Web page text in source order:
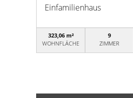
Einfamilienhaus
323,06 m²
WOHNFLÄCHE
9
ZIMMER